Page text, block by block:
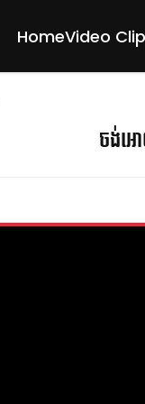
HomeVideo Clip
ចង់អ